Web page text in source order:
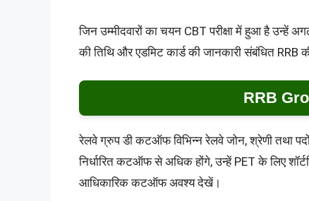
जिन उम्मीदवारों का चयन CBT परीक्षा में हुआ है उन्हें
की तिथि और एडमिट कार्ड की जानकारी संबंधित RRB
RRB
रेलवे ग्रुप डी कटऑफ विभिन्न रेलवे जोन, श्रेणी तथा
निर्धारित कटऑफ से अधिक होंगे, उन्हें PET के लिए
आधिकारिक कटऑफ अवश्य देखें।